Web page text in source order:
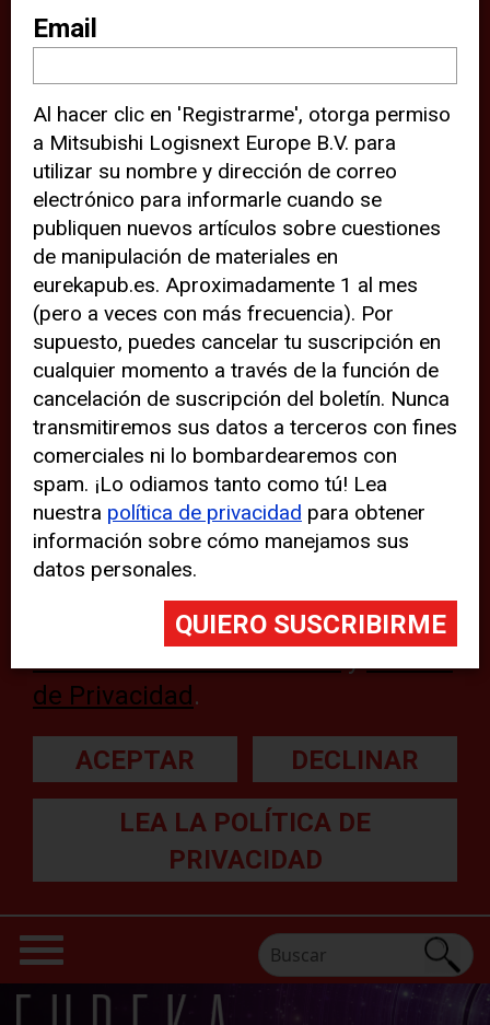
sitio web (por ejemplo, ofreciéndole
información de ubicación). Estas
terceras partes también definen
cookies en su dispositivo y pueden
rastrear su comportamiento en
internet. Al hacer clic en “Aceptar”,
significa que está de acuerdo con el
uso de cookies analíticas y de
terceros para tener una experiencia
óptima en nuestro sitio web. Si
elige “Declinar” el uso de cookies
analíticas y de terceros, evitará que
terceras partes rastreen su
comportamiento en nuestro sitio
web, aunque pueden aparecer
problemas técnicos con el sitio
web. Para obtener más
información, lea nuestra
de Privacidad .
ACEPTAR DECLINAR
LEA LA POLÍTICA DE
PRIVACIDAD
Email
Al hacer clic en 'Registrarme', otorga permiso
a Mitsubishi Logisnext Europe B.V. para
utilizar su nombre y dirección de correo
electrónico para informarle cuando se
publiquen nuevos artículos sobre cuestiones
de manipulación de materiales en
eurekapub.es. Aproximadamente 1 al mes
(pero a veces con más frecuencia). Por
supuesto, puedes cancelar tu suscripción en
cualquier momento a través de la función de
cancelación de suscripción del boletín. Nunca
transmitiremos sus datos a terceros con fines
comerciales ni lo bombardearemos con
spam. ¡Lo odiamos tanto como tú! Lea
nuestra política de privacidad para obtener
información sobre cómo manejamos sus
datos personales.